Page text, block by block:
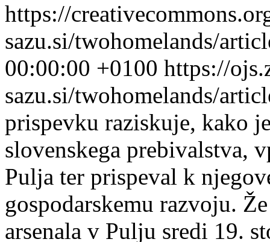
https://
sazu.si/twohomelands/
00:00:00 +0100 https://
sazu.si/twohomelands/
prispevku raziskuje, kako
slovenskega prebivalstva,
Pulja ter prispeval k
gospodarskemu razvoju.
arsenala v Pulju sredi 19.